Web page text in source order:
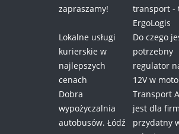
zapraszamy!
transport -
ErgoLogis
Lokalne usługi
kurierskie w
najlepszych
cenach
Do czego
potrzebny
regulator
12V w
Dobra
wypożyczalnia
autobusów. Łódź
Transport
jest dla firm
przydatny